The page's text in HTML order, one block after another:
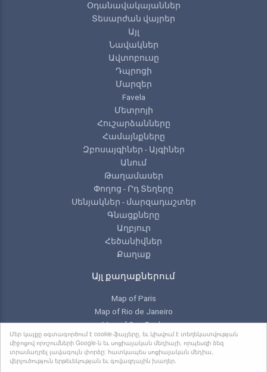
Մեր կայքը օգտագործում է cookie-ֆայլերը, եւ կիսվում է տեղեկատվության
միջոցով որոշումների Google-ն եւ սոցիալական մեդիայի, որպեսզի ձեզ
տրամադրել լավագույն փորձը: հատկապես սոցիալական մեդիա,
վերլուծություն երթեւեկության եւ գովազդային խաղեր.
Օդանավակայաններ
Տեսարժան վայրեր
Այլ
Նավակներ
Ավտոբուսը
Դպրոցի
Մարզեր
Favela
Մետրոյի
Հուշարձանները
Համայնքները
Զբոսայգիներ - Այգիներ
Անում
Թաղամասեր
Փողոց - Րդ Տեղերը
Սենյակներ - մարզադաշտեր
Գնացքները
Աղբյուր
Հեծանիվներ
Քաղաք
Այլ քաղաքներում
Map of Paris
Map of Rio de Janeiro
Map of Sao Paulo
Map of Toronto